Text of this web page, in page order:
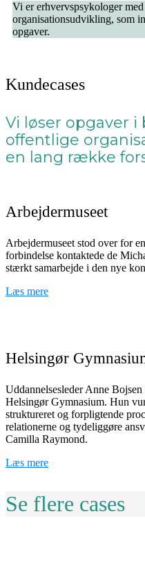
Vi er erhvervspsykologer
organisationsudvikling, som
opgaver.
Kundecases
Vi løser opgaver i
offentlige
en lang række
Arbejdermuseet
Arbejdermuseet stod over for
forbindelse kontaktede de
stærkt samarbejde i den nye
Læs mere
Helsingør
Uddannelsesleder Anne
Helsingør Gymnasium. Hun
struktureret og forpligtende
relationerne og tydeliggøre
Camilla Raymond.
Læs mere
Se flere